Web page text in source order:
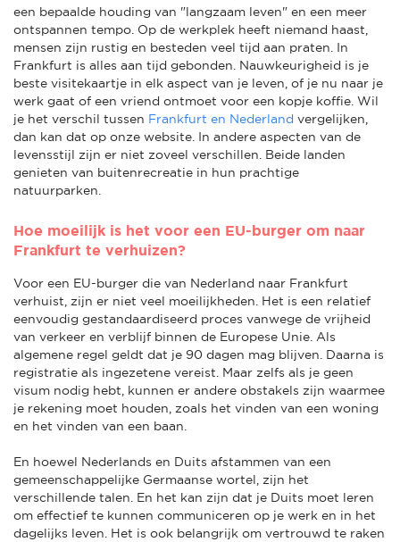
een bepaalde houding van "langzaam leven" en een meer
ontspannen tempo. Op de werkplek heeft niemand haast,
mensen zijn rustig en besteden veel tijd aan praten. In
Frankfurt is alles aan tijd gebonden. Nauwkeurigheid is je
beste visitekaartje in elk aspect van je leven, of je nu naar je
werk gaat of een vriend ontmoet voor een kopje koffie. Wil
je het verschil tussen Frankfurt en Nederland vergelijken,
dan kan dat op onze website. In andere aspecten van de
levensstijl zijn er niet zoveel verschillen. Beide landen
genieten van buitenrecreatie in hun prachtige
natuurparken.
Hoe moeilijk is het voor een EU-burger om naar
Frankfurt te verhuizen?
Voor een EU-burger die van Nederland naar Frankfurt
verhuist, zijn er niet veel moeilijkheden. Het is een relatief
eenvoudig gestandaardiseerd proces vanwege de vrijheid
van verkeer en verblijf binnen de Europese Unie. Als
algemene regel geldt dat je 90 dagen mag blijven. Daarna is
registratie als ingezetene vereist. Maar zelfs als je geen
visum nodig hebt, kunnen er andere obstakels zijn waarmee
je rekening moet houden, zoals het vinden van een woning
en het vinden van een baan.
En hoewel Nederlands en Duits afstammen van een
gemeenschappelijke Germaanse wortel, zijn het
verschillende talen. En het kan zijn dat je Duits moet leren
om effectief te kunnen communiceren op je werk en in het
dagelijks leven. Het is ook belangrijk om vertrouwd te raken